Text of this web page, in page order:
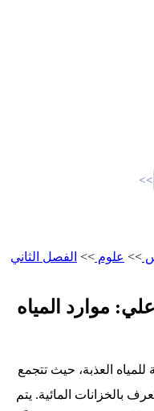
>> علوم >> الفصل الثاني
موارد المياه
للمياه العذبة، حيث تتجمع
بالخزانات المائية. يتم